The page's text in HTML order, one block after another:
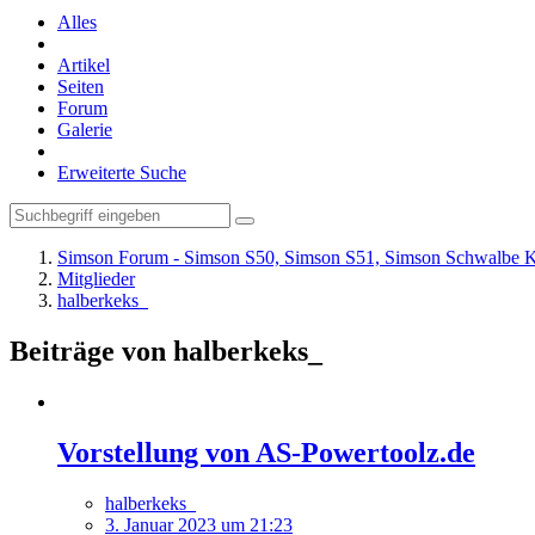
Alles
Artikel
Seiten
Forum
Galerie
Erweiterte Suche
Simson Forum - Simson S50, Simson S51, Simson Schwalbe
Mitglieder
halberkeks_
Beiträge von halberkeks_
Vorstellung von AS-Powertoolz.de
halberkeks_
3. Januar 2023 um 21:23